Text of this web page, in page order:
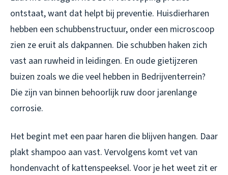
ontstaat, want dat helpt bij preventie. Huisdierharen
hebben een schubbenstructuur, onder een microscoop
zien ze eruit als dakpannen. Die schubben haken zich
vast aan ruwheid in leidingen. En oude gietijzeren
buizen zoals we die veel hebben in Bedrijventerrein?
Die zijn van binnen behoorlijk ruw door jarenlange
corrosie.
Het begint met een paar haren die blijven hangen. Daar
plakt shampoo aan vast. Vervolgens komt vet van
hondenvacht of kattenspeeksel. Voor je het weet zit er